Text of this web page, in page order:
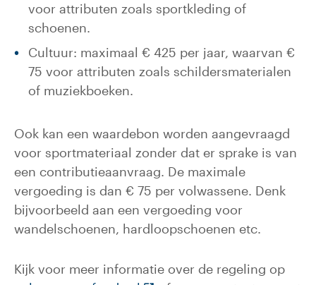
voor attributen zoals sportkleding of
schoenen.
Cultuur: maximaal € 425 per jaar, waarvan €
75 voor attributen zoals schildersmaterialen
of muziekboeken.
Ook kan een waardebon worden aangevraagd
voor sportmateriaal zonder dat er sprake is van
een contributieaanvraag. De maximale
vergoeding is dan € 75 per volwassene. Denk
bijvoorbeeld aan een vergoeding voor
wandelschoenen, hardloopschoenen etc.
Kijk voor meer informatie over de regeling op